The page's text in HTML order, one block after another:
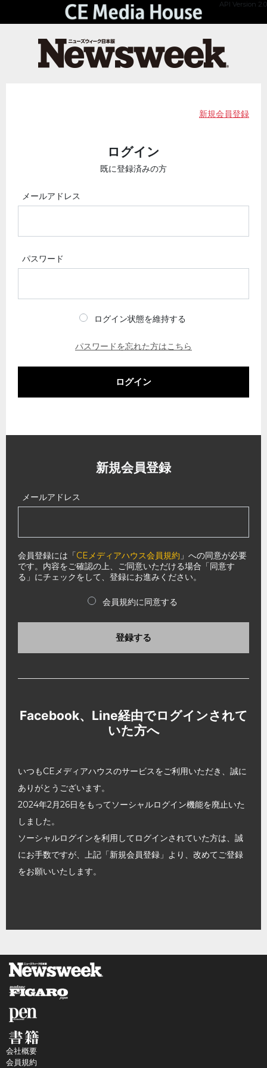
API Version 2.0
新規会員登録
ログイン
既に登録済みの方
メールアドレス
パスワード
ログイン状態を維持する
パスワードを忘れた方はこちら
ログイン
新規会員登録
メールアドレス
会員登録には「CEメディアハウス会員規約 」への同意が必要
です。内容をご確認の上、ご同意いただける場合「同意す
る」にチェックをして、登録にお進みください。
会員規約に同意する
登録する
Facebook、Line経由でログインされて
いた方へ
いつもCEメディアハウスのサービスをご利用いただき、誠に
ありがとうございます。
2024年2月26日をもってソーシャルログイン機能を廃止いた
しました。
ソーシャルログインを利用してログインされていた方は、誠
にお手数ですが、上記「新規会員登録」より、改めてご登録
をお願いいたします。
会社概要
会員規約